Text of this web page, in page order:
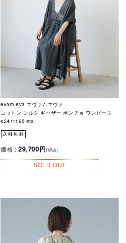
evam eva エヴァムエヴァ
コットン シルク ギャザー ポンチョ ワンピース
e241t195-ms
価格 : 29,700円(税込)
SOLD OUT